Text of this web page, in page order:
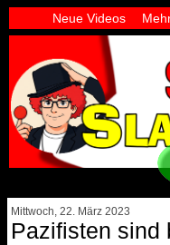
Neue Videos
Mittwoch, 22. März 2023
Pazifisten sind